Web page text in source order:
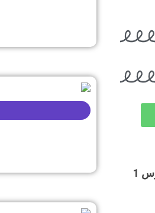
تست علوم و فنون ادبی دهم انسانی درس 1